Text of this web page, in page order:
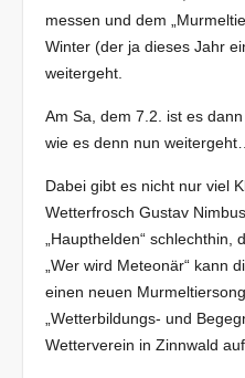
messen und dem
Winter (der ja dieses Jahr
weitergeht.
Am Sa, dem 7.2. ist es
wie es denn nun weitergeht…
Dabei gibt es nicht nur viel
Wetterfrosch Gustav
„Haupthelden“
„Wer wird Meteonär“ kann
einen neuen
„Wetterbildungs- und
Wetterverein in Zinnwald